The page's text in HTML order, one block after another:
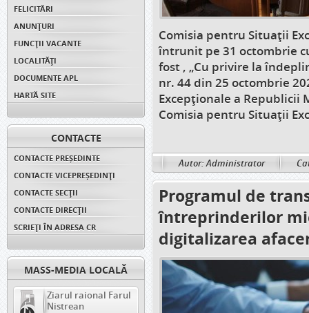
FELICITĂRI
ANUNŢURI
FUNCȚII VACANTE
LOCALITĂȚI
DOCUMENTE APL
HARTĂ SITE
CONTACTE
CONTACTE PREȘEDINTE
CONTACTE VICEPREȘEDINŢI
CONTACTE SECȚII
CONTACTE DIRECȚII
SCRIEȚI ÎN ADRESA CR
MASS-MEDIA LOCALĂ
Ziarul raional Farul
Nistrean
Comisia pentru Situații
întrunit pe 31 octombrie
fost , „Cu privire la
nr. 44 din 25 octombrie
Excepționale a Republicii
Comisia pentru Situații
Autor: Administrator
Programul de
întreprinderilor
digitalizarea